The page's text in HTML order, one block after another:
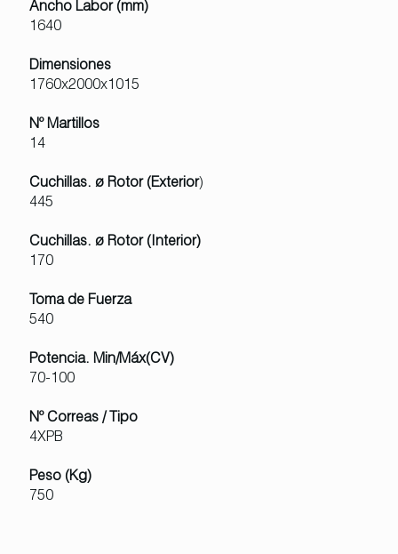
Ancho Labor (mm)
1640
Dimensiones
1760x2000x1015
Nº Martillos
14
Cuchillas. ø Rotor (Exterior)
445
Cuchillas. ø Rotor (Interior)
170
Toma de Fuerza
540
Potencia. Min/Máx(CV)
70-100
Nº Correas / Tipo
4XPB
Peso (Kg)
750